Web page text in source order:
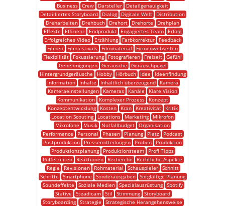
Business Crew Darsteller
Detailgenauigkeit
Detailliertes Storyboard
Dialog Digitale Welt
Distribution
Dreharbeiten
Drehbuch Drehort Drehorte
Drehplan
Effekte
Effizienz Endprodukt Engagiertes Team
Erfolg
Erfolgreiches Video
Erzählung Farbkorrektur
Feedback
Filmen
Filmfestivals Filmmaterial
Firmenwebseiten
Flexibilität
Fokussierung Fotografieren Freizeit Gefühl
Genehmigungen
Geräusche
Geräuschpegel
Hintergrundgeräusche
Hobby Hörbuch Idee
Ideenfindung
Information
Inhalte Inhaltlich überzeugend
Kamera
Kameraeinstellungen
Kameras Kanäle
Klare Vision
Kommunikation
Komplexer Prozess
Konzept
Konzeptentwicklung
Kosten Kran Kreativität
Kritik
Location Scouting
Locations Marketing
Mikrofon
Mikrofone
Musik Notfallbudget Organisation
Performance
Personal Phasen Planung Platz
Podcast
Postproduktion
Pressemitteilungen Proben
Produktion
Produktionsplanung
Produktionsteam
Profi Tipps
Pufferzeiten
Reaktionen Recherche
Rechtliche Aspekte
Regie
Revisionen Rohmaterial Schauspieler
Schnitt
Schritte
Smartphone Sonderausgaben
Sorgfältige Planung
Soundeffekte
Soziale Medien Spezialausrüstung
Spotify
Stative
Steadicam Stil Stimmung
Storyboard
Storyboarding Strategie
Strategische Herangehensweise